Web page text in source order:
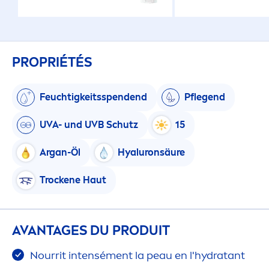
PROPRIÉTÉS
Feuchtigkeitsspendend Pflegend
UVA- und UVB Schutz 15
Argan-Öl Hyaluronsäure
Trockene Haut
AVANTAGES DU PRODUIT
Nourrit intensément la peau en l'hydratant